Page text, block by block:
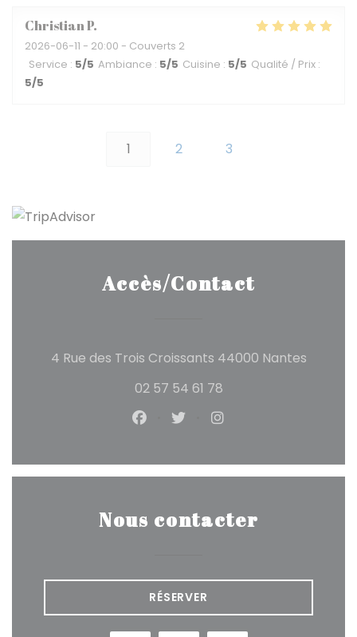
ChristianP
2026-06-11 - 20:00 - Couverts 2
Service : 5/5 Ambiance : 5/5 Cuisine : 5/5 Qualité / Prix :
5/5
1 2 3
Accès/Contact
4 Rue des Trois Croissants 44000 Nantes((ouvre
02 57 54 61 78
Facebook ((ouvre une
Twitter ((ouvre une
Instagram ((ouvre
Nous contacter
RÉSERVER